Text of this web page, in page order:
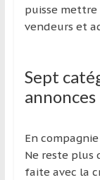
puisse
vendeurs et
Sept
En
Ne reste plus
faite avec la